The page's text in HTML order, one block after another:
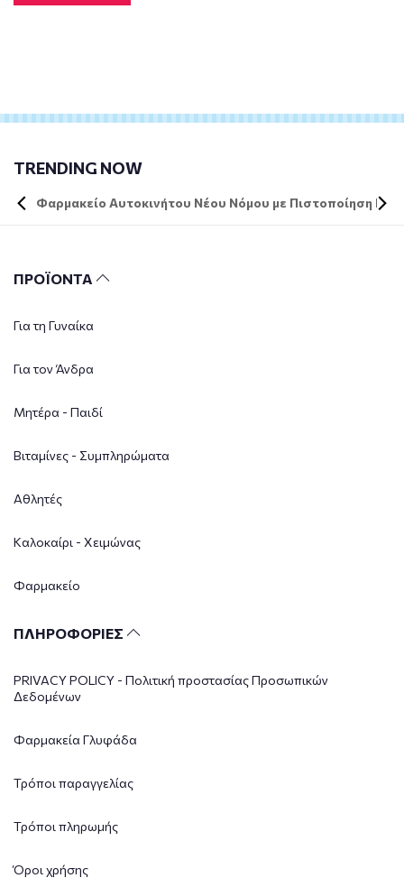
TRENDING NOW
Φαρμακείο Αυτοκινήτου Νέου Νόμου με Πιστοποίηση DIN
ΠΡΟΪΟΝΤΑ
Για τη Γυναίκα
Για τον Άνδρα
Μητέρα - Παιδί
Βιταμίνες - Συμπληρώματα
Αθλητές
Καλοκαίρι - Χειμώνας
Φαρμακείο
ΠΛΗΡΟΦΟΡΙΕΣ
PRIVACY POLICY - Πολιτική προστασίας Προσωπικών
Δεδομένων
Φαρμακεία Γλυφάδα
Τρόποι παραγγελίας
Τρόποι πληρωμής
Όροι χρήσης